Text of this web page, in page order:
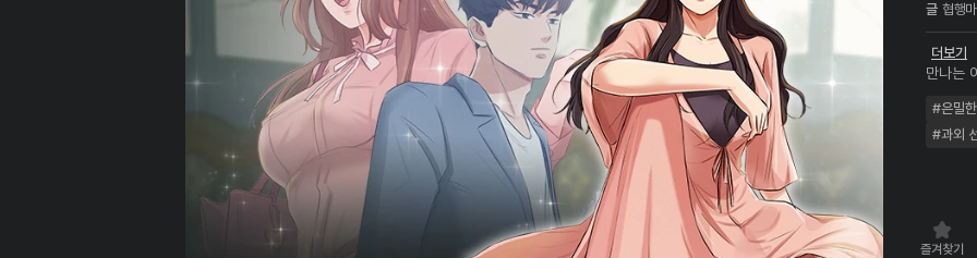
글 협행마
더보기
만나는
소개해
따운
#은밀
#과외
즐겨찾기